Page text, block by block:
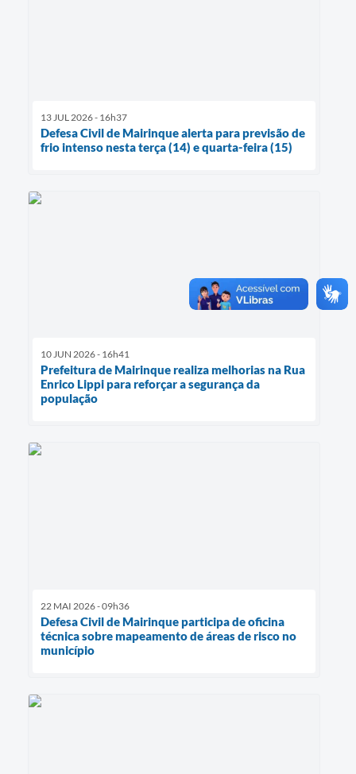
13 JUL 2026 - 16h37
Defesa Civil de Mairinque alerta para previsão de
frio intenso nesta terça (14) e quarta-feira (15)
10 JUN 2026 - 16h41
Prefeitura de Mairinque realiza melhorias na Rua
Enrico Lippi para reforçar a segurança da
população
22 MAI 2026 - 09h36
Defesa Civil de Mairinque participa de oficina
técnica sobre mapeamento de áreas de risco no
município